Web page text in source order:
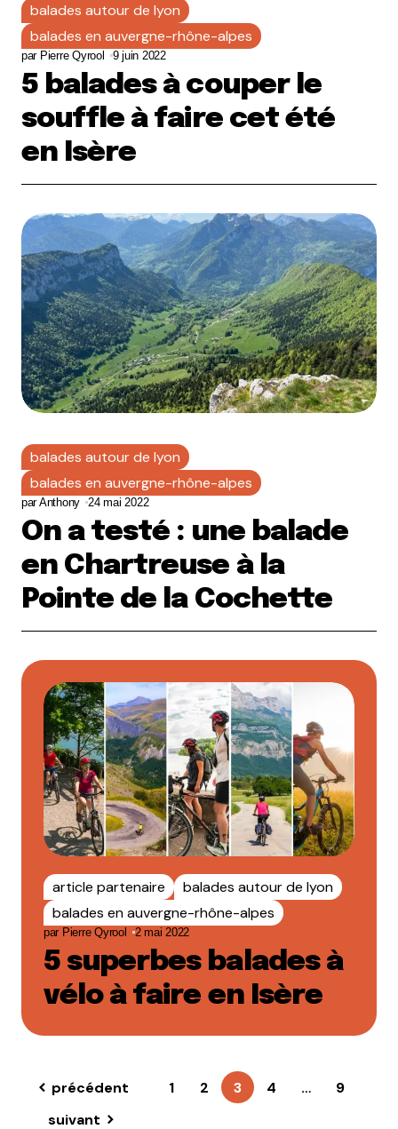
balades autour de lyon
balades en auvergne-rhône-alpes
par Pierre Qyrool 9 juin 2022
5 balades à couper le
souffle à faire cet été
en Isère
balades autour de lyon
balades en auvergne-rhône-alpes
parAnthony 24 mai 2022
On a testé : une balade
en Chartreuse à la
Pointe de la Cochette
article partenaire
balades autour de lyon
balades en auvergne-rhône-alpes
par Pierre Qyrool 2 mai 2022
5 superbes balades à
vélo à faire en Isère
précédent 1 2 3 4 …
9
suivant